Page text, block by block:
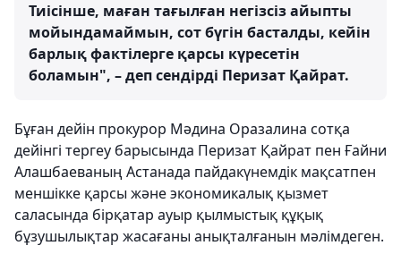
Тиісінше, маған тағылған негізсіз айыпты
мойындамаймын, сот бүгін басталды, кейін
барлық фактілерге қарсы күресетін
боламын", – деп сендірді Перизат Қайрат.
Бұған дейін прокурор Мәдина Оразалина сотқа
дейінгі тергеу барысында Перизат Қайрат пен Ғайни
Алашбаеваның Астанада пайдакүнемдік мақсатпен
меншікке қарсы және экономикалық қызмет
саласында бірқатар ауыр қылмыстық құқық
бұзушылықтар жасағаны анықталғанын мәлімдеген.